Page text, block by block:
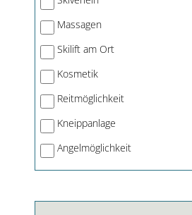
Massagen
Skilift am Ort
Kosmetik
Reitmöglichkeit
Kneippanlage
Angelmöglichkeit